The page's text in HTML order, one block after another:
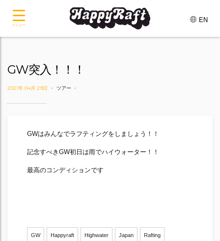
EN
GW突入！！！
2021年 04月 29日 ツアー
GWはみんなでラフティングをしましょう！！
記念すべきGW初日は雨でハイウォーター！！
最高のコンディションです
GW Happyraft Highwater Japan Rafting
メニュー